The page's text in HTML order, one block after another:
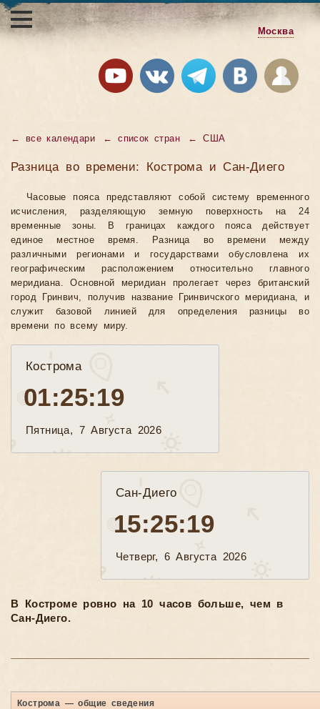
Москва
← все календари ←список стран ←США
Разница во времени: Кострома и Сан-Диего
Часовые пояса представляют собой систему временного
исчисления, разделяющую земную поверхность на 24
временные зоны. В границах каждого пояса действует
единое местное время. Разница во времени между
различными регионами и государствами обусловлена их
географическим расположением относительно главного
меридиана. Основной меридиан пролегает через британский
город Гринвич, получив название Гринвичского меридиана, и
служит базовой линией для определения разницы во
времени по всему миру.
Кострома
01:25:21
Пятница, 7 Августа 2026
Сан-Диего
15:25:21
Четверг, 6 Августа 2026
В Костроме ровно на 10 часов больше, чем в
Сан-Диего.
Кострома — общие сведения